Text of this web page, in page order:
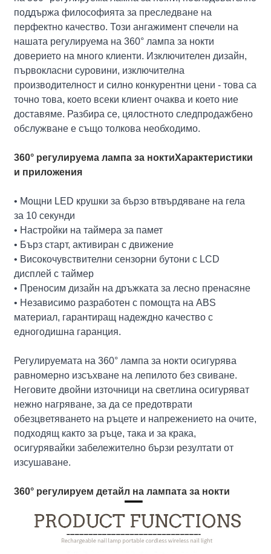
поддържа философията за преследване на
перфектно качество. Този ангажимент спечели на
нашата регулируема на 360° лампа за нокти
доверието на много клиенти. Изключителен дизайн,
първокласни суровини, изключителна
производителност и силно конкурентни цени - това са
точно това, което всеки клиент очаква и което ние
доставяме. Разбира се, цялостното следпродажбено
обслужване е също толкова необходимо.
360° регулируема лампа за ноктиХарактеристики
и приложения
• Мощни LED крушки за бързо втвърдяване на гела
за 10 секунди
• Настройки на таймера за памет
• Бърз старт, активиран с движение
• Високочувствителни сензорни бутони с LCD
дисплей с таймер
• Преносим дизайн на дръжката за лесно пренасяне
• Независимо разработен с помощта на ABS
материал, гарантиращ надеждно качество с
едногодишна гаранция.
Регулируемата на 360° лампа за нокти осигурява
равномерно изсъхване на лепилото без свиване.
Неговите двойни източници на светлина осигуряват
нежно нагряване, за да се предотврати
обезцветяването на ръцете и напрежението на очите,
подходящ както за ръце, така и за крака,
осигурявайки забележително бързи резултати от
изсушаване.
360° регулируем детайл на лампата за нокти